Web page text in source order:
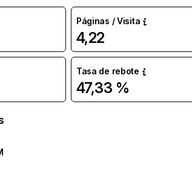
Páginas / Visita
4,22
Tasa de rebote
47,33 %